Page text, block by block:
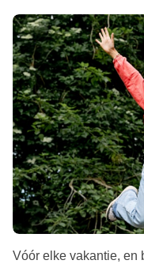
Vóór elke vakantie, en